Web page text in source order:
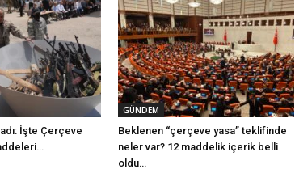
İşte Çerçeve
GÜNDEM
Beklenen “çerçeve yasa” teklifinde
neler var? 12 maddelik içerik belli
oldu…